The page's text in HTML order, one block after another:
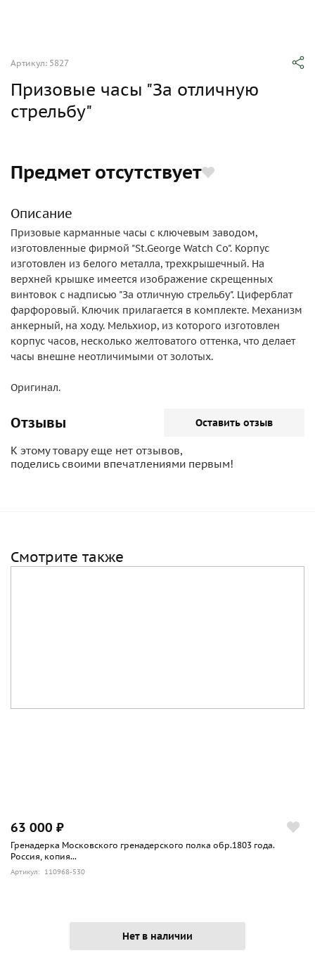
Артикул: 5827
Призовые часы "За отличную
стрельбу"
Предмет отсутствует
Описание
Призовые карманные часы с ключевым заводом,
изготовленные фирмой "St.George Watch Co". Корпус
изготовлен из белого металла, трехкрышечный. На
верхней крышке имеется изображение скрещенных
винтовок с надписью "За отличную стрельбу". Циферблат
фарфоровый. Ключик прилагается в комплекте. Механизм
анкерный, на ходу. Мельхиор, из которого изготовлен
корпус часов, несколько желтоватого оттенка, что делает
часы внешне неотличимыми от золотых.
Оригинал.
Отзывы Оставить отзыв
К этому товару еще нет отзывов,
поделись своими впечатлениями первым!
Смотрите также
63 000 ₽
Гренадерка Московского гренадерского полка обр.1803 года.
Россия, копия...
Артикул: 110968-530
Нет в наличии